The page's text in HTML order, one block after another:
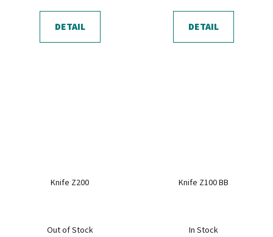
DETAIL DETAIL
Knife Z200
Out of Stock
Knife Z100 BB
In Stock